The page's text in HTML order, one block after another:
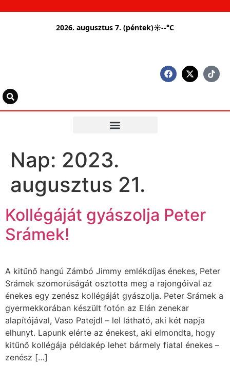
2026. augusztus 7. (péntek)☀--°C
Nap: 2023.
augusztus 21.
Kollégáját gyászolja Peter
Srámek!
A kitűnő hangú Zámbó Jimmy emlékdíjas énekes, Peter
Srámek szomorúságát osztotta meg a rajongóival az
énekes egy zenész kollégáját gyászolja. Peter Srámek a
gyermekkorában készült fotón az Elán zenekar
alapítójával, Vaso Patejdl – lel látható, aki két napja
elhunyt. Lapunk elérte az énekest, aki elmondta, hogy
kitűnő kollégája példakép lehet bármely fiatal énekes –
zenész […]